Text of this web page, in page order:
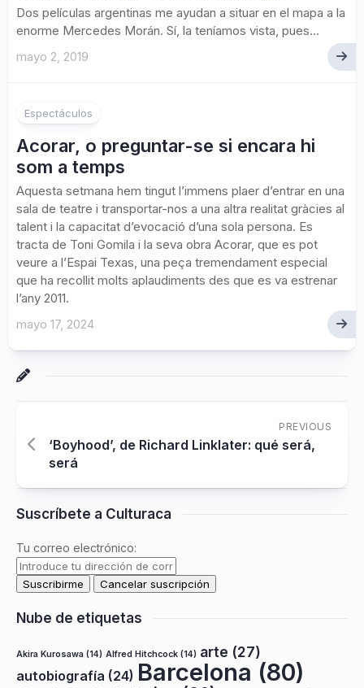
Dos películas argentinas me ayudan a situar en el mapa a la
enorme Mercedes Morán. Sí, la teníamos vista, pues...
mayo 2, 2019
Espectáculos
Acorar, o preguntar-se si encara hi
som a temps
Aquesta setmana hem tingut l’immens plaer d’entrar en una
sala de teatre i transportar-nos a una altra realitat gràcies al
talent i la capacitat d’evocació d’una sola persona. Es
tracta de Toni Gomila i la seva obra Acorar, que es pot
veure a l’Espai Texas, una peça tremendament especial
que ha recollit molts aplaudiments des que es va estrenar
l’any 2011.
mayo 17, 2024
PREVIOUS
‘Boyhood’, de Richard Linklater: qué será,
será
Suscríbete a Culturaca
Tu correo electrónico:
Nube de etiquetas
Akira Kurosawa (14) Alfred Hitchcock (14) arte (27)
autobiografía (24) Barcelona (80)